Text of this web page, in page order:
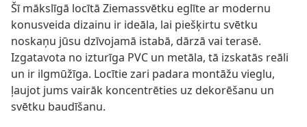
Šī mākslīgā locītā Ziemassvētku eglīte ar modernu
konusveida dizainu ir ideāla, lai piešķirtu svētku
noskaņu jūsu dzīvojamā istabā, dārzā vai terasē.
Izgatavota no izturīga PVC un metāla, tā izskatās reāli
un ir ilgmūžīga. Locītie zari padara montāžu vieglu,
ļaujot jums vairāk koncentrēties uz dekorēšanu un
svētku baudīšanu.